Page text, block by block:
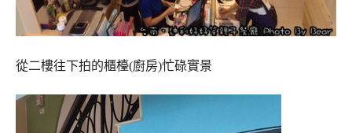
從二樓往下拍的櫃檯(廚房)忙碌實景